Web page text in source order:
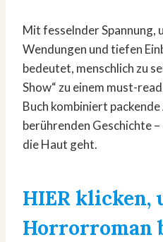
Mit fesselnder Spannung,
Wendungen und tiefen
bedeutet, menschlich zu
Show“ zu einem must-
Buch kombiniert
berührenden Geschichte
die Haut geht.
HIER klicken,
Horrorroman